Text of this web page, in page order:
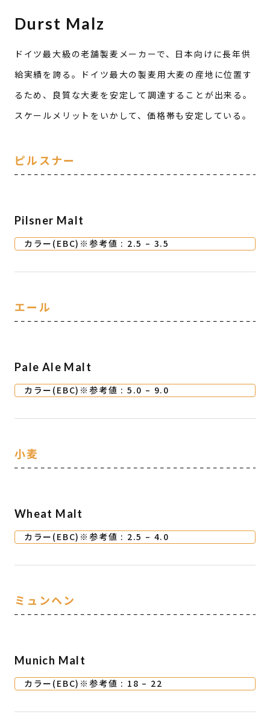
その他の穀類
ライ麦 オーツ麦 米
トウモロコシ その他
ホップ
Durst Malz
ドイツ最大級の老舗製麦メーカーで、日本向けに長年供
給実績を誇る。ドイツ最大の製麦用大麦の産地に位置す
るため、良質な大麦を安定して調達することが出来る。
スケールメリットをいかして、価格帯も安定している。
ピルスナー
Pilsner Malt
カラー(EBC)※参考値 : 2.5 – 3.5
エール
Pale Ale Malt
カラー(EBC)※参考値 : 5.0 – 9.0
小麦
Wheat Malt
カラー(EBC)※参考値 : 2.5 – 4.0
ミュンヘン
Munich Malt
カラー(EBC)※参考値 : 18 – 22